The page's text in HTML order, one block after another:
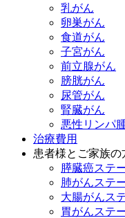
乳がん
卵巣がん
食道がん
子宮がん
前立腺がん
膀胱がん
尿管がん
腎臓がん
悪性リンパ
治療費用
患者様とご家族の
膵臓癌ステ
肺がんステ
大腸がんス
胃がんステ